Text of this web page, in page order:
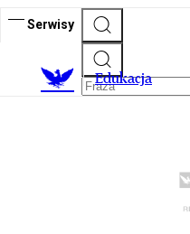
Serwisy
Edukacja